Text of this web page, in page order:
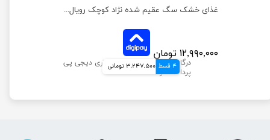
غذای خشک سگ عقیم شده نژاد کوچک رویال کنین وزن 3 کیلوگرم
۱۲,۹۹۰,۰۰۰ تومان
4 قسط 3,247,500 تومانی